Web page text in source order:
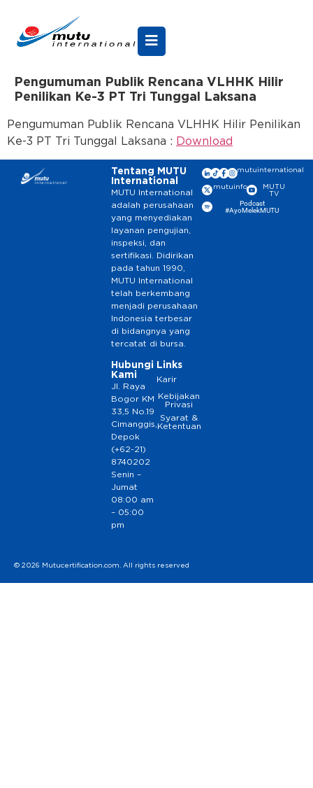
Pengumuman Publik Rencana VLHHK Hilir
Penilikan Ke-3 PT Tri Tunggal Laksana
Pengumuman Publik Rencana VLHHK Hilir Penilikan
Ke-3 PT Tri Tunggal Laksana : Download
Tentang MUTU
International
MUTU International
adalah perusahaan
yang menyediakan
layanan pengujian,
inspeksi, dan
sertifikasi. Didirikan
pada tahun 1990,
MUTU International
telah berkembang
menjadi perusahaan
Indonesia terbesar
di bidangnya yang
tercatat di bursa.
Hubungi
Kami
Jl. Raya
Bogor KM
33,5 No.19
Cimanggis,
Depok
(+62-21)
8740202
Senin –
Jumat
08:00 am
– 05:00
pm
Links
Karir
Kebijakan
Privasi
Syarat &
Ketentuan
mutuinternational
mutuinfo
MUTU
TV
Podcast
#AyoMelekMUTU
© 2026 Mutucertification.com. All rights reserved